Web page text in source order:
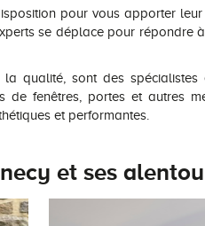
pour vous apporter leur
se déplace pour répondre
qualité, sont des spécialistes
de fenêtres, portes et autres
et performantes.
et ses